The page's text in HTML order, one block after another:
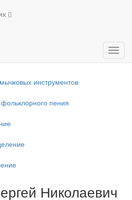
Меню
инструментов
пения
Николаевич